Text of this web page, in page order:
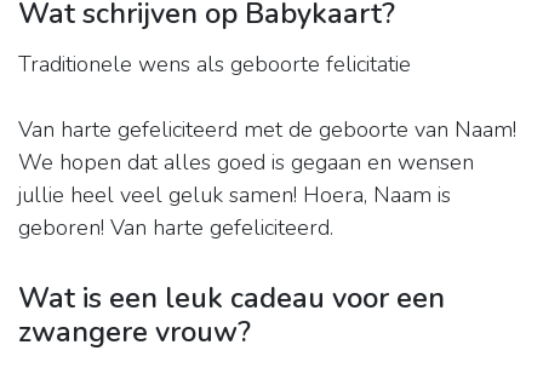
Wat schrijven op Babykaart?
Traditionele wens als geboorte felicitatie
Van harte gefeliciteerd met de geboorte van Naam!
We hopen dat alles goed is gegaan en wensen
jullie heel veel geluk samen! Hoera, Naam is
geboren! Van harte gefeliciteerd.
Wat is een leuk cadeau voor een
zwangere vrouw?